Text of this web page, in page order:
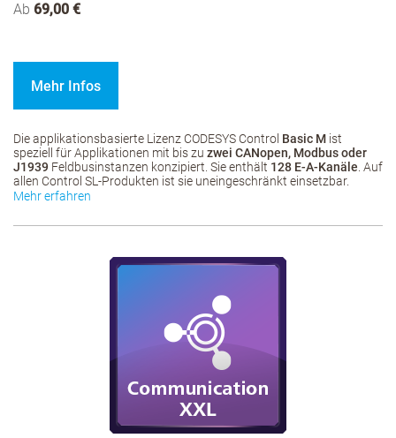
Ab 69,00 €
Mehr Infos
Die applikationsbasierte Lizenz CODESYS Control Basic M ist
speziell für Applikationen mit bis zu zwei CANopen, Modbus oder
J1939 Feldbusinstanzen konzipiert. Sie enthält 128 E-A-Kanäle . Auf
allen Control SL-Produkten ist sie uneingeschränkt einsetzbar.
Mehr erfahren